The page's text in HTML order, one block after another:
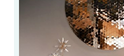
VERRE LAQUÉ/CRÉDENCE
VERRE FEUILLETÉ/TREMPÉ
DALLE DE SOL EN VERRE